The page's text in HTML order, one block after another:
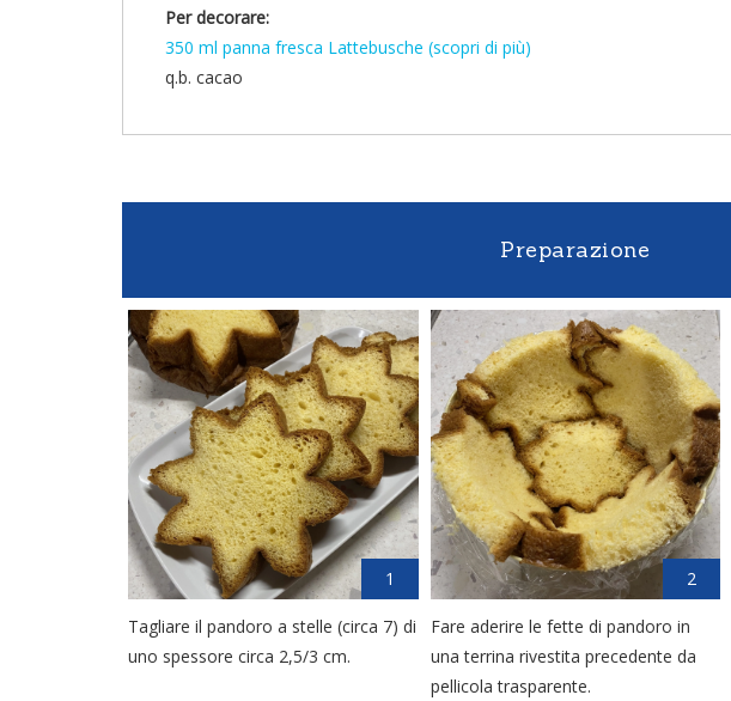
Per decorare:
350 ml panna fresca Lattebusche (scopri di più)
q.b. cacao
Preparazione
1
Tagliare il pandoro a stelle (circa 7) di
uno spessore circa 2,5/3 cm.
2
Fare aderire le fette di pandoro in
una terrina rivestita precedente da
pellicola trasparente.